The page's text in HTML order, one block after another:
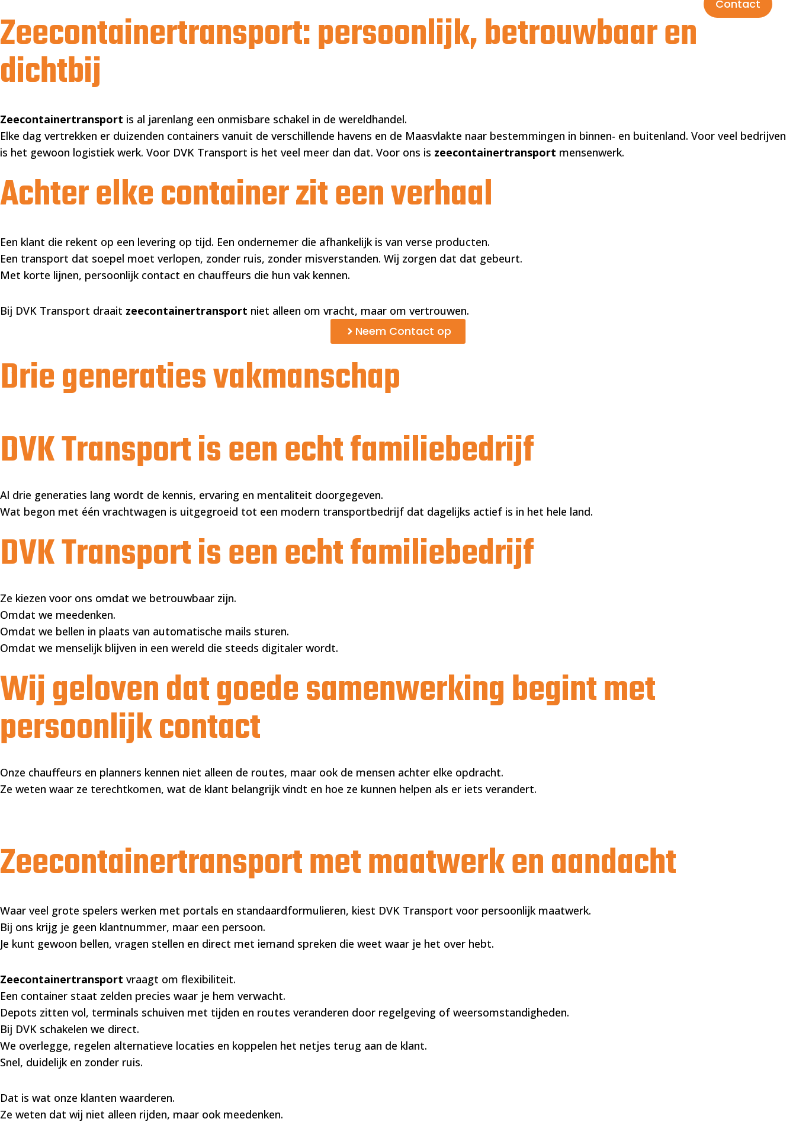
Contact
Zeecontainertransport: persoonlijk, betrouwbaar en
dichtbij
Zeecontainertransport is al jarenlang een onmisbare schakel in de wereldhandel.
Elke dag vertrekken er duizenden containers vanuit de verschillende havens en de Maasvlakte naar bestemmingen in binnen- en buitenland. Voor veel bedrijven
is het gewoon logistiek werk. Voor DVK Transport is het veel meer dan dat. Voor ons is zeecontainertransport mensenwerk.
Achter elke container zit een verhaal
Een klant die rekent op een levering op tijd. Een ondernemer die afhankelijk is van verse producten.
Een transport dat soepel moet verlopen, zonder ruis, zonder misverstanden. Wij zorgen dat dat gebeurt.
Met korte lijnen, persoonlijk contact en chauffeurs die hun vak kennen.
Bij DVK Transport draait zeecontainertransport niet alleen om vracht, maar om vertrouwen.
Neem Contact op
Drie generaties vakmanschap
DVK Transport is een echt familiebedrijf
Al drie generaties lang wordt de kennis, ervaring en mentaliteit doorgegeven.
Wat begon met één vrachtwagen is uitgegroeid tot een modern transportbedrijf dat dagelijks actief is in het hele land.
DVK Transport is een echt familiebedrijf
Ze kiezen voor ons omdat we betrouwbaar zijn.
Omdat we meedenken.
Omdat we bellen in plaats van automatische mails sturen.
Omdat we menselijk blijven in een wereld die steeds digitaler wordt.
Wij geloven dat goede samenwerking begint met
persoonlijk contact
Onze chauffeurs en planners kennen niet alleen de routes, maar ook de mensen achter elke opdracht.
Ze weten waar ze terechtkomen, wat de klant belangrijk vindt en hoe ze kunnen helpen als er iets verandert.
Zeecontainertransport met maatwerk en aandacht
Waar veel grote spelers werken met portals en standaardformulieren, kiest DVK Transport voor persoonlijk maatwerk.
Bij ons krijg je geen klantnummer, maar een persoon.
Je kunt gewoon bellen, vragen stellen en direct met iemand spreken die weet waar je het over hebt.
Zeecontainertransport vraagt om flexibiliteit.
Een container staat zelden precies waar je hem verwacht.
Depots zitten vol, terminals schuiven met tijden en routes veranderen door regelgeving of weersomstandigheden.
Bij DVK schakelen we direct.
We overlegge, regelen alternatieve locaties en koppelen het netjes terug aan de klant.
Snel, duidelijk en zonder ruis.
Dat is wat onze klanten waarderen.
Ze weten dat wij niet alleen rijden, maar ook meedenken.